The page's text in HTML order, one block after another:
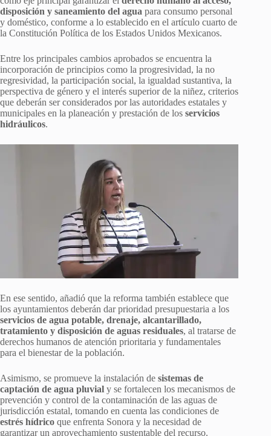
disposición y saneamiento del agua para consumo personal
y doméstico, conforme a lo establecido en el artículo cuarto de
la Constitución Política de los Estados Unidos Mexicanos.
Entre los principales cambios aprobados se encuentra la
incorporación de principios como la progresividad, la no
regresividad, la participación social, la igualdad sustantiva, la
perspectiva de género y el interés superior de la niñez, criterios
que deberán ser considerados por las autoridades estatales y
municipales en la planeación y prestación de los servicios
hidráulicos.
En ese sentido, añadió que la reforma también establece que
los ayuntamientos deberán dar prioridad presupuestaria a los
servicios de agua potable, drenaje, alcantarillado,
tratamiento y disposición de aguas residuales, al tratarse de
derechos humanos de atención prioritaria y fundamentales
para el bienestar de la población.
Asimismo, se promueve la instalación de sistemas de
captación de agua pluvial y se fortalecen los mecanismos de
prevención y control de la contaminación de las aguas de
jurisdicción estatal, tomando en cuenta las condiciones de
estrés hídrico que enfrenta Sonora y la necesidad de
garantizar un aprovechamiento sustentable del recurso.